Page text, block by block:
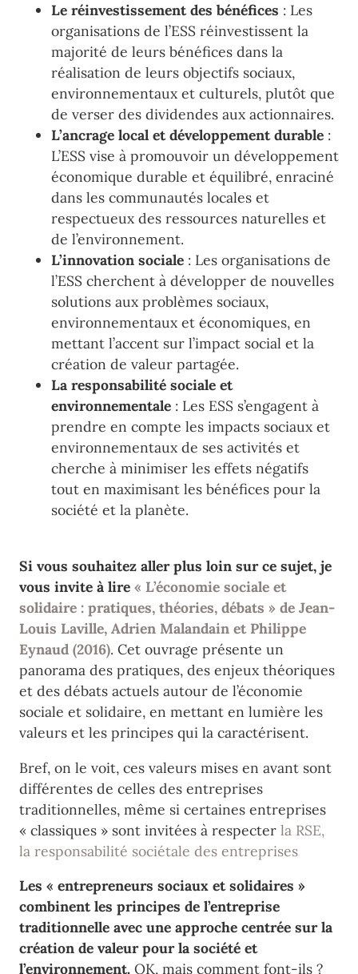
Le réinvestissement des bénéfices : Les
organisations de l’ESS réinvestissent la
majorité de leurs bénéfices dans la
réalisation de leurs objectifs sociaux,
environnementaux et culturels, plutôt que
de verser des dividendes aux actionnaires.
L’ancrage local et développement durable :
L’ESS vise à promouvoir un développement
économique durable et équilibré, enraciné
dans les communautés locales et
respectueux des ressources naturelles et
de l’environnement.
L’innovation sociale : Les organisations de
l’ESS cherchent à développer de nouvelles
solutions aux problèmes sociaux,
environnementaux et économiques, en
mettant l’accent sur l’impact social et la
création de valeur partagée.
La responsabilité sociale et
environnementale : Les ESS s’engagent à
prendre en compte les impacts sociaux et
environnementaux de ses activités et
cherche à minimiser les effets négatifs
tout en maximisant les bénéfices pour la
société et la planète.
Si vous souhaitez aller plus loin sur ce sujet, je
vous invite à lire « L’économie sociale et
solidaire : pratiques, théories, débats » de Jean-
Louis Laville, Adrien Malandain et Philippe
Eynaud (2016). Cet ouvrage présente un
panorama des pratiques, des enjeux théoriques
et des débats actuels autour de l’économie
sociale et solidaire, en mettant en lumière les
valeurs et les principes qui la caractérisent.
Bref, on le voit, ces valeurs mises en avant sont
différentes de celles des entreprises
traditionnelles, même si certaines entreprises
« classiques » sont invitées à respecter la RSE,
la responsabilité sociétale des entreprises
Les « entrepreneurs sociaux et solidaires »
combinent les principes de l’entreprise
traditionnelle avec une approche centrée sur la
création de valeur pour la société et
l’environnement. OK, mais comment font-ils ?